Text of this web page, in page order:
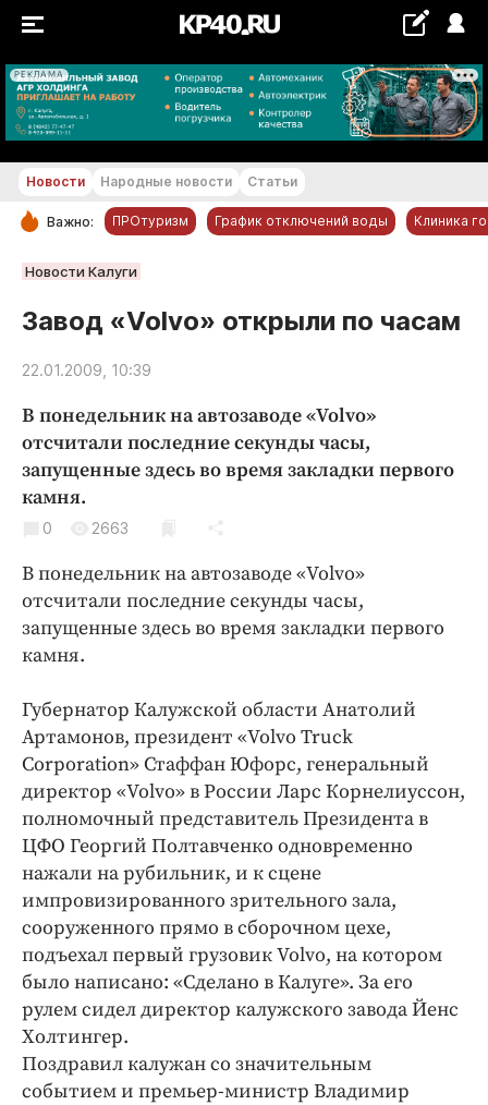
РЕКЛАМА
+20...+21 °С
РУБРИКИ
Обнинск
Новости компаний
Статьи
Авто и транспорт
Благоустройство
Криминал
Культура
Недвижимость и ЖКХ
Образование
Общество
Погода
Праздники
Происшествия
Спорт
Экономика и бизнес
ПРОЕКТЫ
Блоги
Издания
Медиаперсона
Интересное чтиво
Клиника года
Бренд года
Работодатель года
Новости Народные новости Статьи
Важно: ПРОтуризм График отключений воды Клиника
Новости Калуги
Завод «Volvo» открыли по часам
22.01.2009, 10:39
В понедельник на автозаводе «Volvo»
отсчитали последние секунды часы,
запущенные здесь во время закладки первого
камня.
0 2663
В понедельник на автозаводе «Volvo»
отсчитали последние секунды часы,
запущенные здесь во время закладки первого
камня.
Губернатор Калужской области Анатолий
Артамонов, президент «Volvo Truck
Corporation» Стаффан Юфорс, генеральный
директор «Volvo» в России Ларс Корнелиуссон,
полномочный представитель Президента в
ЦФО Георгий Полтавченко одновременно
нажали на рубильник, и к сцене
импровизированного зрительного зала,
сооруженного прямо в сборочном цехе,
подъехал первый грузовик Volvo, на котором
было написано: «Сделано в Калуге». За его
рулем сидел директор калужского завода Йенс
Холтингер.
Поздравил калужан со значительным
событием и премьер-министр Владимир